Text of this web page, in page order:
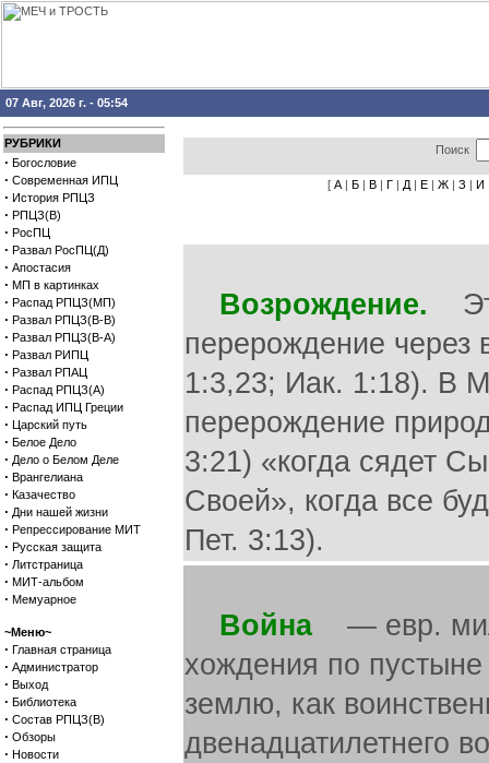
07 Авг, 2026 г. - 05:54
РУБРИКИ
· Богословие
· Современная ИПЦ
· История РПЦЗ
· РПЦЗ(В)
· РосПЦ
· Развал РосПЦ(Д)
· Апостасия
· МП в картинках
· Распад РПЦЗ(МП)
· Развал РПЦЗ(В-В)
· Развал РПЦЗ(В-А)
· Развал РИПЦ
· Развал РПАЦ
· Распад РПЦЗ(А)
· Распад ИПЦ Греции
· Царский путь
· Белое Дело
· Дело о Белом Деле
· Врангелиана
· Казачество
· Дни нашей жизни
· Репрессирование МИТ
· Русская защита
· Литстраница
· МИТ-альбом
· Мемуарное
~Меню~
· Главная страница
· Администратор
· Выход
· Библиотека
· Состав РПЦЗ(В)
· Обзоры
· Новости
Поиск
[ А | Б | В | Г | Д | Е | Ж | З | И
Возрождение.
перерождение через
1:3,23; Иак. 1:18). В
перерождение
3:21) «когда сядет
Своей», когда все
Пет. 3:13).
Война— евр.
хождения по
землю, как
двенадцатилетнего